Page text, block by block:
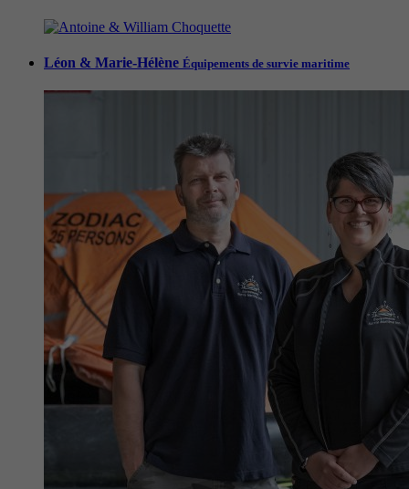
Léon & Marie-Hélène Équipements de survie maritime